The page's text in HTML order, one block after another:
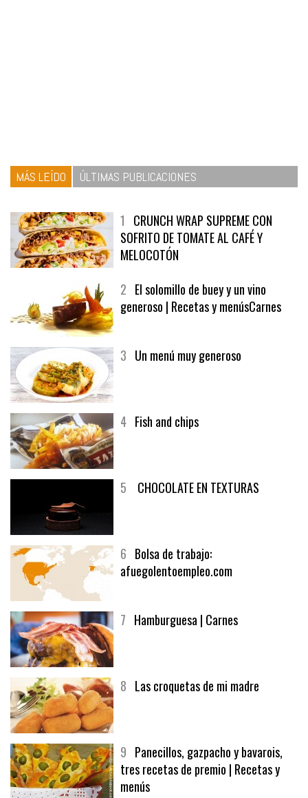
MÁS LEÍDO ÚLTIMAS PUBLICACIONES
1 CRUNCH WRAP SUPREME CON
SOFRITO DE TOMATE AL CAFÉ Y
MELOCOTÓN
2 El solomillo de buey y un vino
generoso | Recetas y menúsCarnes
3 Un menú muy generoso
4 Fish and chips
5 CHOCOLATE EN TEXTURAS
6 Bolsa de trabajo:
afuegolentoempleo.com
7 Hamburguesa | Carnes
8 Las croquetas de mi madre
9 Panecillos, gazpacho y bavarois,
tres recetas de premio | Recetas y
menús